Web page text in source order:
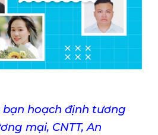
bạn hoạch định tương
mại, CNTT, An